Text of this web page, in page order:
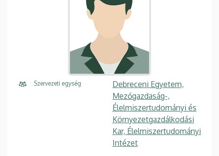
Szervezeti egység
Debreceni Egyetem,
Mezőgazdaság-,
Élelmiszertudományi és
Környezetgazdálkodási
Kar, Élelmiszertudományi
Intézet